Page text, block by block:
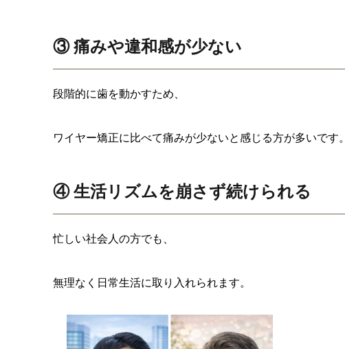
③ 痛みや違和感が少ない
段階的に歯を動かすため、
ワイヤー矯正に比べて痛みが少ないと感じる方が多いです。
④ 生活リズムを崩さず続けられる
忙しい社会人の方でも、
無理なく日常生活に取り入れられます。